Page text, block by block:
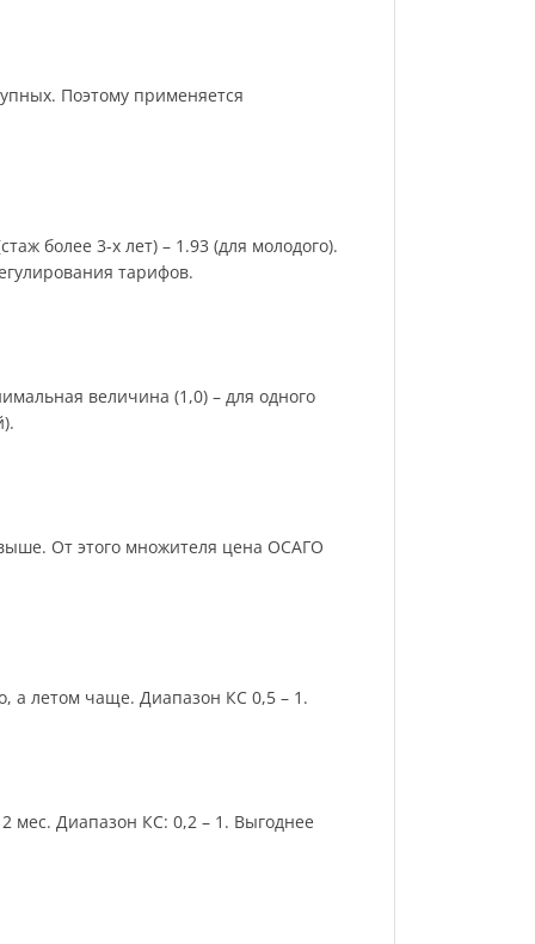
Поэтому применяется
более 3-х лет) – 1.93 (для молодого).
тарифов.
величина (1,0) – для одного
От этого множителя цена ОСАГО
а летом чаще. Диапазон КС 0,5 – 1.
мес. Диапазон КС: 0,2 – 1. Выгоднее